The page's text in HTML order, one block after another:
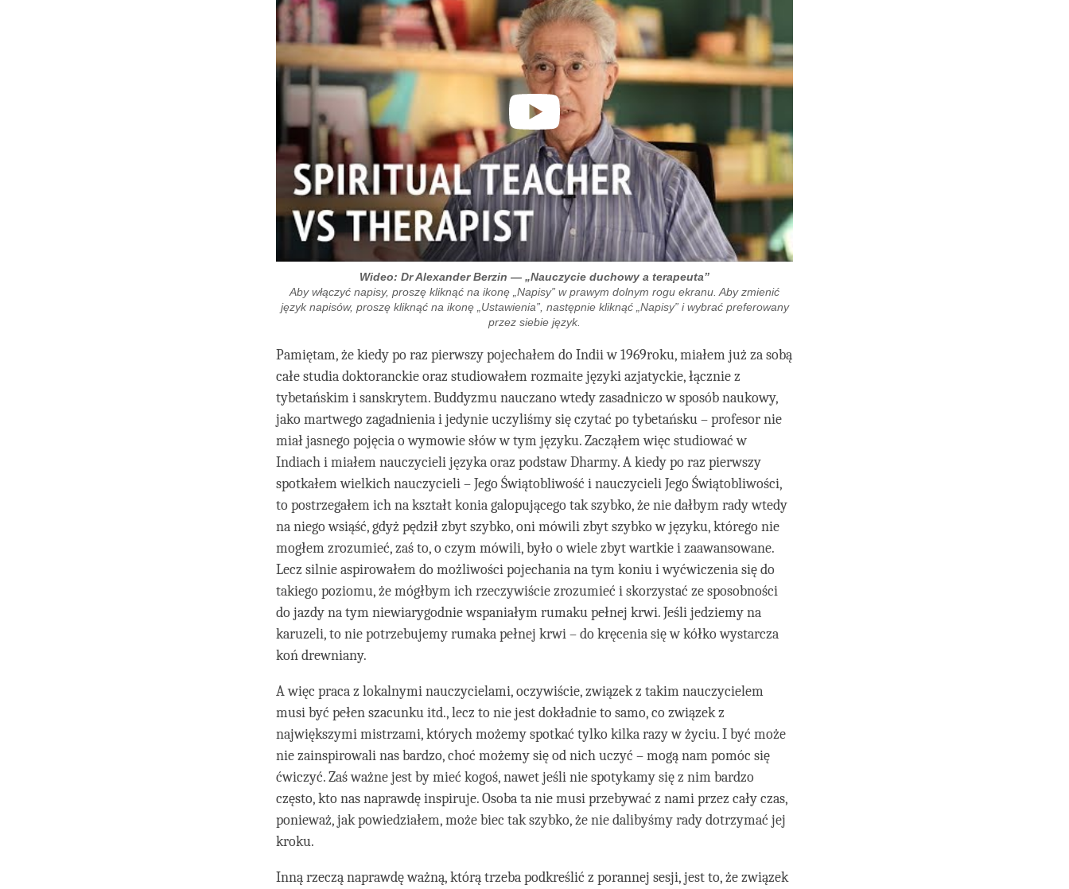
Wideo: Dr Alexander Berzin — „Nauczycie duchowy a terapeuta”
Aby włączyć napisy, proszę kliknąć na ikonę „Napisy” w prawym dolnym rogu ekranu. Aby zmienić
język napisów, proszę kliknąć na ikonę „Ustawienia”, następnie kliknąć „Napisy” i wybrać preferowany
przez siebie język.
Pamiętam, że kiedy po raz pierwszy pojechałem do Indii w 1969roku, miałem już za sobą
całe studia doktoranckie oraz studiowałem rozmaite języki azjatyckie, łącznie z
tybetańskim i sanskrytem. Buddyzmu nauczano wtedy zasadniczo w sposób naukowy,
jako martwego zagadnienia i jedynie uczyliśmy się czytać po tybetańsku – profesor nie
miał jasnego pojęcia o wymowie słów w tym języku. Zacząłem więc studiować w
Indiach i miałem nauczycieli języka oraz podstaw Dharmy. A kiedy po raz pierwszy
spotkałem wielkich nauczycieli – Jego Świątobliwość i nauczycieli Jego Świątobliwości,
to postrzegałem ich na kształt konia galopującego tak szybko, że nie dałbym rady wtedy
na niego wsiąść, gdyż pędził zbyt szybko, oni mówili zbyt szybko w języku, którego nie
mogłem zrozumieć, zaś to, o czym mówili, było o wiele zbyt wartkie i zaawansowane.
Lecz silnie aspirowałem do możliwości pojechania na tym koniu i wyćwiczenia się do
takiego poziomu, że mógłbym ich rzeczywiście zrozumieć i skorzystać ze sposobności
do jazdy na tym niewiarygodnie wspaniałym rumaku pełnej krwi. Jeśli jedziemy na
karuzeli, to nie potrzebujemy rumaka pełnej krwi – do kręcenia się w kółko wystarcza
koń drewniany.
A więc praca z lokalnymi nauczycielami, oczywiście, związek z takim nauczycielem
musi być pełen szacunku itd., lecz to nie jest dokładnie to samo, co związek z
największymi mistrzami, których możemy spotkać tylko kilka razy w życiu. I być może
nie zainspirowali nas bardzo, choć możemy się od nich uczyć – mogą nam pomóc się
ćwiczyć. Zaś ważne jest by mieć kogoś, nawet jeśli nie spotykamy się z nim bardzo
często, kto nas naprawdę inspiruje. Osoba ta nie musi przebywać z nami przez cały czas,
ponieważ, jak powiedziałem, może biec tak szybko, że nie dalibyśmy rady dotrzymać jej
kroku.
Inną rzeczą naprawdę ważną, którą trzeba podkreślić z porannej sesji, jest to, że związek